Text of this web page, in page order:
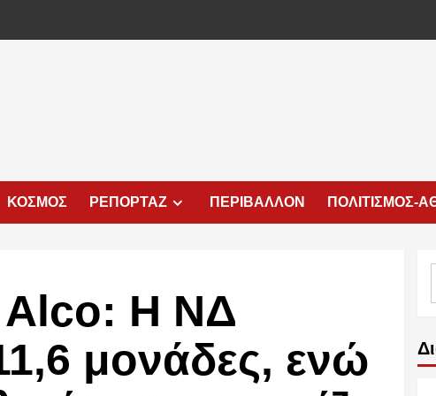
ΚΟΣΜΟΣ ΡΕΠΟΡΤΑΖ ΠΕΡΙΒΑΛΛΟΝ ΠΟΛΙΤΙΣΜΟΣ-
Η ΝΔ
μονάδες, ενώ